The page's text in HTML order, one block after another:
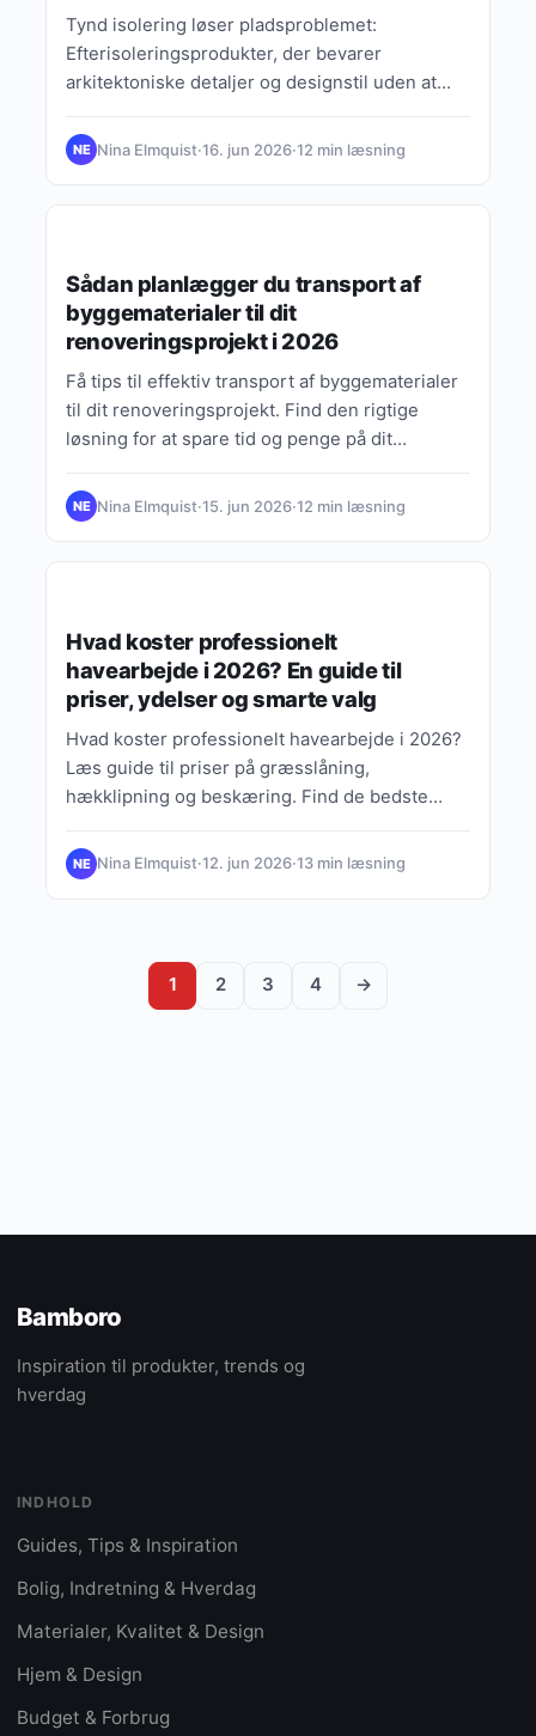
Tynd isolering løser pladsproblemet:
Efterisoleringsprodukter, der bevarer
arkitektoniske detaljer og designstil uden at
NE Nina Elmquist·16. jun 2026·12 min læsning
Sådan planlægger du transport af
byggematerialer til dit
renoveringsprojekt i 2026
Få tips til effektiv transport af byggematerialer
til dit renoveringsprojekt. Find den rigtige
løsning for at spare tid og penge på dit
NE Nina Elmquist·15. jun 2026·12 min læsning
Hvad koster professionelt
havearbejde i 2026? En guide til
priser, ydelser og smarte valg
Hvad koster professionelt havearbejde i 2026?
Læs guide til priser på græsslåning,
hækklipning og beskæring. Find de bedste
NE Nina Elmquist·12. jun 2026·13 min læsning
1 2 3 4 →
Bamboro
Inspiration til produkter, trends og
hverdag
INDHOLD
Guides, Tips & Inspiration
Bolig, Indretning & Hverdag
Materialer, Kvalitet & Design
Hjem & Design
Budget & Forbrug